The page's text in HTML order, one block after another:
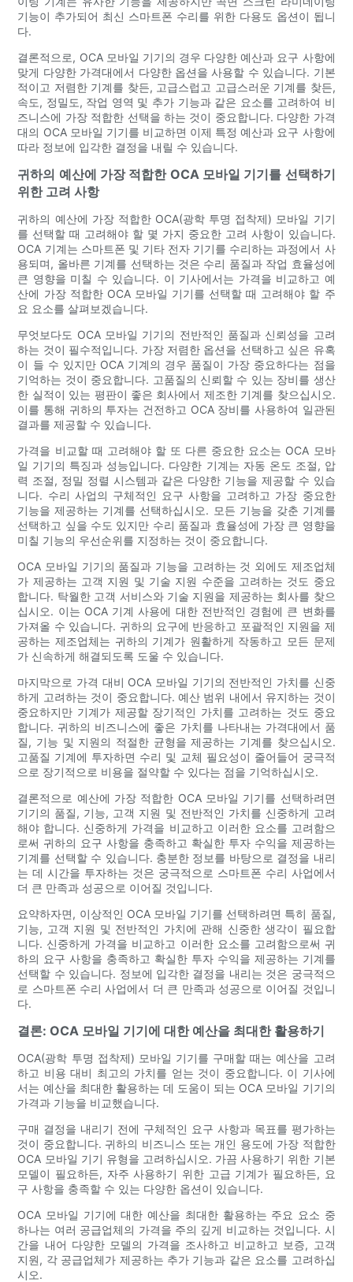
기능이 추가되어 최신 스마트폰 수리를 위한 다용도 옵션이 됩니
다.
결론적으로, OCA 모바일 기기의 경우 다양한 예산과 요구 사항에
맞게 다양한 가격대에서 다양한 옵션을 사용할 수 있습니다. 기본
적이고 저렴한 기계를 찾든, 고급스럽고 고급스러운 기계를 찾든,
속도, 정밀도, 작업 영역 및 추가 기능과 같은 요소를 고려하여 비
즈니스에 가장 적합한 선택을 하는 것이 중요합니다. 다양한 가격
대의 OCA 모바일 기기를 비교하면 이제 특정 예산과 요구 사항에
따라 정보에 입각한 결정을 내릴 수 있습니다.
귀하의 예산에 가장 적합한 OCA 모바일 기기를 선택하기
위한 고려 사항
귀하의 예산에 가장 적합한 OCA(광학 투명 접착제) 모바일 기기
를 선택할 때 고려해야 할 몇 가지 중요한 고려 사항이 있습니다.
OCA 기계는 스마트폰 및 기타 전자 기기를 수리하는 과정에서 사
용되며, 올바른 기계를 선택하는 것은 수리 품질과 작업 효율성에
큰 영향을 미칠 수 있습니다. 이 기사에서는 가격을 비교하고 예
산에 가장 적합한 OCA 모바일 기기를 선택할 때 고려해야 할 주
요 요소를 살펴보겠습니다.
무엇보다도 OCA 모바일 기기의 전반적인 품질과 신뢰성을 고려
하는 것이 필수적입니다. 가장 저렴한 옵션을 선택하고 싶은 유혹
이 들 수 있지만 OCA 기계의 경우 품질이 가장 중요하다는 점을
기억하는 것이 중요합니다. 고품질의 신뢰할 수 있는 장비를 생산
한 실적이 있는 평판이 좋은 회사에서 제조한 기계를 찾으십시오.
이를 통해 귀하의 투자는 건전하고 OCA 장비를 사용하여 일관된
결과를 제공할 수 있습니다.
가격을 비교할 때 고려해야 할 또 다른 중요한 요소는 OCA 모바
일 기기의 특징과 성능입니다. 다양한 기계는 자동 온도 조절, 압
력 조절, 정밀 정렬 시스템과 같은 다양한 기능을 제공할 수 있습
니다. 수리 사업의 구체적인 요구 사항을 고려하고 가장 중요한
기능을 제공하는 기계를 선택하십시오. 모든 기능을 갖춘 기계를
선택하고 싶을 수도 있지만 수리 품질과 효율성에 가장 큰 영향을
미칠 기능의 우선순위를 지정하는 것이 중요합니다.
OCA 모바일 기기의 품질과 기능을 고려하는 것 외에도 제조업체
가 제공하는 고객 지원 및 기술 지원 수준을 고려하는 것도 중요
합니다. 탁월한 고객 서비스와 기술 지원을 제공하는 회사를 찾으
십시오. 이는 OCA 기계 사용에 대한 전반적인 경험에 큰 변화를
가져올 수 있습니다. 귀하의 요구에 반응하고 포괄적인 지원을 제
공하는 제조업체는 귀하의 기계가 원활하게 작동하고 모든 문제
가 신속하게 해결되도록 도울 수 있습니다.
마지막으로 가격 대비 OCA 모바일 기기의 전반적인 가치를 신중
하게 고려하는 것이 중요합니다. 예산 범위 내에서 유지하는 것이
중요하지만 기계가 제공할 장기적인 가치를 고려하는 것도 중요
합니다. 귀하의 비즈니스에 좋은 가치를 나타내는 가격대에서 품
질, 기능 및 지원의 적절한 균형을 제공하는 기계를 찾으십시오.
고품질 기계에 투자하면 수리 및 교체 필요성이 줄어들어 궁극적
으로 장기적으로 비용을 절약할 수 있다는 점을 기억하십시오.
결론적으로 예산에 가장 적합한 OCA 모바일 기기를 선택하려면
기기의 품질, 기능, 고객 지원 및 전반적인 가치를 신중하게 고려
해야 합니다. 신중하게 가격을 비교하고 이러한 요소를 고려함으
로써 귀하의 요구 사항을 충족하고 확실한 투자 수익을 제공하는
기계를 선택할 수 있습니다. 충분한 정보를 바탕으로 결정을 내리
는 데 시간을 투자하는 것은 궁극적으로 스마트폰 수리 사업에서
더 큰 만족과 성공으로 이어질 것입니다.
요약하자면, 이상적인 OCA 모바일 기기를 선택하려면 특히 품질,
기능, 고객 지원 및 전반적인 가치에 관해 신중한 생각이 필요합
니다. 신중하게 가격을 비교하고 이러한 요소를 고려함으로써 귀
하의 요구 사항을 충족하고 확실한 투자 수익을 제공하는 기계를
선택할 수 있습니다. 정보에 입각한 결정을 내리는 것은 궁극적으
로 스마트폰 수리 사업에서 더 큰 만족과 성공으로 이어질 것입니
다.
결론: OCA 모바일 기기에 대한 예산을 최대한 활용하기
OCA(광학 투명 접착제) 모바일 기기를 구매할 때는 예산을 고려
하고 비용 대비 최고의 가치를 얻는 것이 중요합니다. 이 기사에
서는 예산을 최대한 활용하는 데 도움이 되는 OCA 모바일 기기의
가격과 기능을 비교했습니다.
구매 결정을 내리기 전에 구체적인 요구 사항과 목표를 평가하는
것이 중요합니다. 귀하의 비즈니스 또는 개인 용도에 가장 적합한
OCA 모바일 기기 유형을 고려하십시오. 가끔 사용하기 위한 기본
모델이 필요하든, 자주 사용하기 위한 고급 기계가 필요하든, 요
구 사항을 충족할 수 있는 다양한 옵션이 있습니다.
OCA 모바일 기기에 대한 예산을 최대한 활용하는 주요 요소 중
하나는 여러 공급업체의 가격을 주의 깊게 비교하는 것입니다. 시
간을 내어 다양한 모델의 가격을 조사하고 비교하고 보증, 고객
지원, 각 공급업체가 제공하는 추가 기능과 같은 요소를 고려하십
시오.